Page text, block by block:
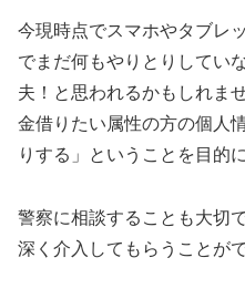
今現時点でスマホやタブレ
でまだ何もやりとりしてい
夫！と思われるかもしれま
金借りたい属性の方の個人
りする」ということを目的
警察に相談することも大切
深く介入してもらうことが